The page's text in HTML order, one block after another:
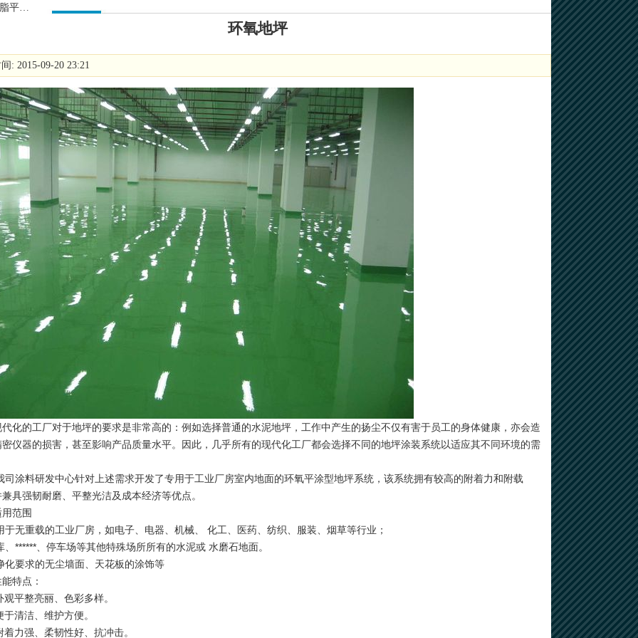
环氧树脂平涂型地坪
环氧地坪
: 2015-09-20 23:21
代化的工厂对于地坪的要求是非常高的：例如选择普通的水泥地坪，工作中产生的扬尘不仅有害于员工的身体健康，亦会造
仪器的损害，甚至影响产品质量水平。因此，几乎所有的现代化工厂都会选择不同的地坪涂装系统以适应其不同环境的需
司涂料研发中心针对上述需求开发了专用于工业厂房室内地面的环氧平涂型地坪系统，该系统拥有较高的附着力和附载
具强韧耐磨、平整光洁及成本经济等优点。
范围
无重载的工业厂房，如电子、电器、机械、 化工、医药、纺织、服装、烟草等行业；
******、停车场等其他特殊场所所有的水泥或 水磨石地面。
要求的无尘墙面、天花板的涂饰等
特点：
观平整亮丽、色彩多样。
于清洁、维护方便。
着力强、柔韧性好、抗冲击。